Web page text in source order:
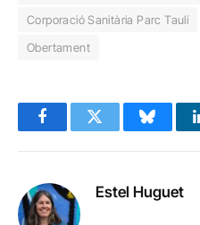
Corporació Sanitària Parc Taulí
Obertament
FacebookTwitter Bluesky
Estel Huguet